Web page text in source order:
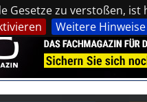
Gesetze zu verstoßen,
Weitere Hinweise